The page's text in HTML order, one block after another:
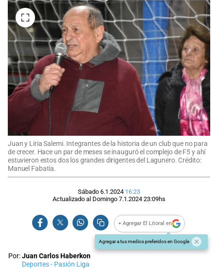
Juan y Liria Salemi. Integrantes de la historia de un club que no para
de crecer. Hace un par de meses se inauguró el complejo de F5 y ahí
estuvieron estos dos los grandes dirigentes del Lagunero. Crédito:
Manuel Fabatía.
Sábado 6.1.2024 16:23
Actualizado al Domingo 7.1.2024 23:09hs
+ Agregar El Litoral en
Agregar a tus medios preferidos en Google
Por:Juan Carlos Haberkon
Deportes - Pasión Liga